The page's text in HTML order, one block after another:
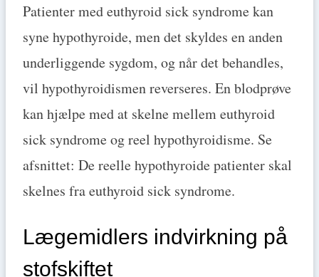
Patienter med euthyroid sick syndrome kan
syne hypothyroide, men det skyldes en anden
underliggende sygdom, og når det behandles,
vil hypothyroidismen reverseres. En blodprøve
kan hjælpe med at skelne mellem euthyroid
sick syndrome og reel hypothyroidisme. Se
afsnittet: De reelle hypothyroide patienter skal
skelnes fra euthyroid sick syndrome.
Lægemidlers indvirkning på
stofskiftet